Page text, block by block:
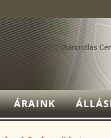
ÁRAINK